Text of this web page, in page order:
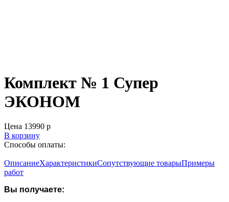
Комплект № 1 Супер
ЭКОНОМ
Цена 13990 р
В корзину
Способы оплаты:
ОписаниеХарактеристикиСопутствующие товарыПримеры
работ
Вы получаете: